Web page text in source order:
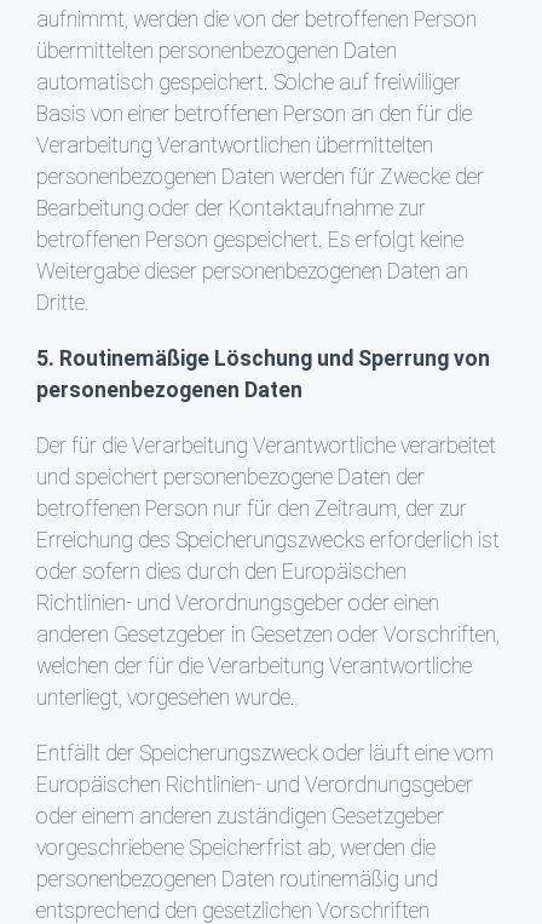
aufnimmt, werden die von der betroffenen Person
übermittelten personenbezogenen Daten
automatisch gespeichert. Solche auf freiwilliger
Basis von einer betroffenen Person an den für die
Verarbeitung Verantwortlichen übermittelten
personenbezogenen Daten werden für Zwecke der
Bearbeitung oder der Kontaktaufnahme zur
betroffenen Person gespeichert. Es erfolgt keine
Weitergabe dieser personenbezogenen Daten an
Dritte.
5. Routinemäßige Löschung und Sperrung von
personenbezogenen Daten
Der für die Verarbeitung Verantwortliche verarbeitet
und speichert personenbezogene Daten der
betroffenen Person nur für den Zeitraum, der zur
Erreichung des Speicherungszwecks erforderlich ist
oder sofern dies durch den Europäischen
Richtlinien- und Verordnungsgeber oder einen
anderen Gesetzgeber in Gesetzen oder Vorschriften,
welchen der für die Verarbeitung Verantwortliche
unterliegt, vorgesehen wurde.
Entfällt der Speicherungszweck oder läuft eine vom
Europäischen Richtlinien- und Verordnungsgeber
oder einem anderen zuständigen Gesetzgeber
vorgeschriebene Speicherfrist ab, werden die
personenbezogenen Daten routinemäßig und
entsprechend den gesetzlichen Vorschriften